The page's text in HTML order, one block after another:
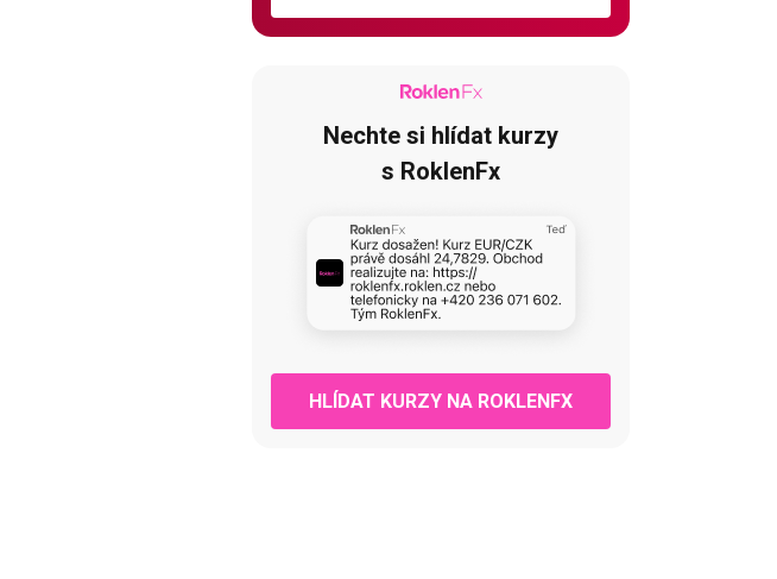
Nechte si hlídat kurzy
s RoklenFx
HLÍDAT KURZY NA ROKLENFX